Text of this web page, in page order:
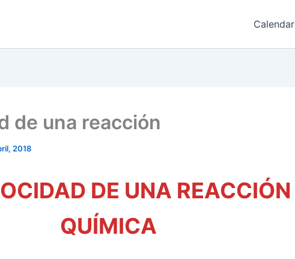
Calendar
de una reacción
2018
DE UNA REACCIÓN
QUÍMICA